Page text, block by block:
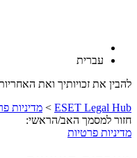
עברית
להבין את זכויותיך ואת
ESET Legal Hub
> מדיניות
חזור למסמך האב/הראשי:
מדיניות פרטיות